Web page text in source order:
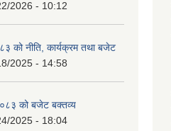
2026 - 10:12
को नीति, कार्यक्रम तथा बजेट
2025 - 14:58
को बजेट बक्तव्य
2025 - 18:04